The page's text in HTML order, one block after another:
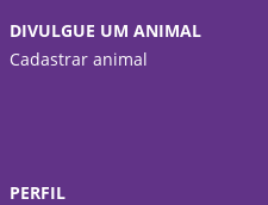
DIVULGUE UM ANIMAL
Cadastrar animal
PERFIL